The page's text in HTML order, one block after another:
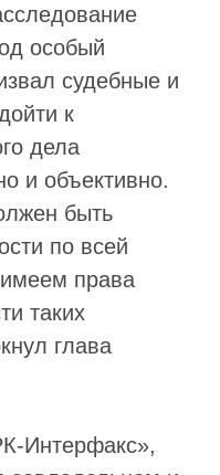
особый
судебные и
к
дела
и объективно.
быть
по всей
права
таких
глава
Интерфакс»,